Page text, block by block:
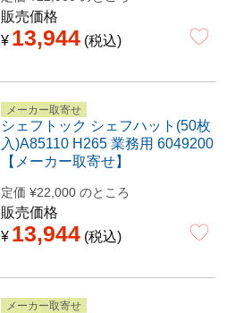
販売価格
¥ 13,944 税込
メーカー取寄せ
シェフトック シェフハット(50枚
入)A85110 H265 業務用 6049200
【メーカー取寄せ】
定価 ¥22,000 のところ
販売価格
¥ 13,944 税込
メーカー取寄せ